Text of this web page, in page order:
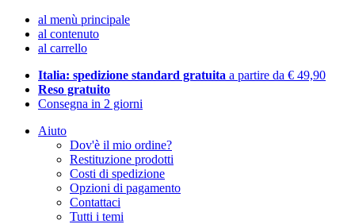
al menù principale
al contenuto
al carrello
Italia: spedizione standard gratuita a partire da € 49,90
Reso gratuito
Consegna in 2 giorni
Aiuto
Dov'è il mio ordine?
Restituzione prodotti
Costi di spedizione
Opzioni di pagamento
Contattaci
Tutti i temi